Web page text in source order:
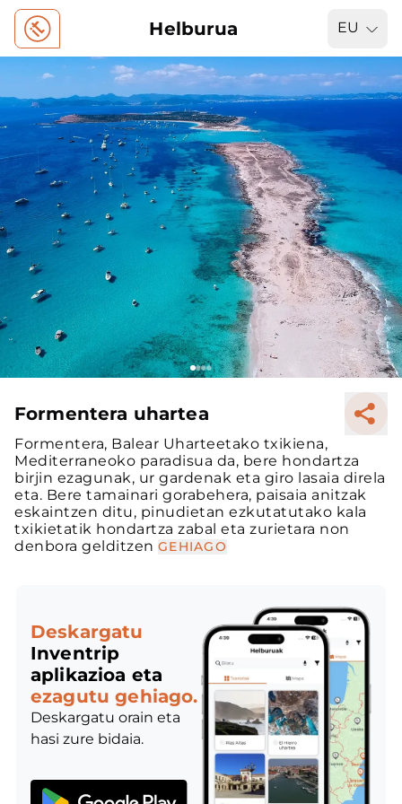
Helburua EU
Formentera uhartea
Formentera, Balear Uharteetako txikiena,
Mediterraneoko paradisua da, bere hondartza
birjin ezagunak, ur gardenak eta giro lasaia direla
eta. Bere tamainari gorabehera, paisaia anitzak
eskaintzen ditu, pinudietan ezkutatutako kala
txikietatik hondartza zabal eta zurietara non
denbora gelditzen GEHIAGO
Deskargatu
Inventrip
aplikazioa eta
ezagutu gehiago.
Deskargatu orain eta
hasi zure bidaia.